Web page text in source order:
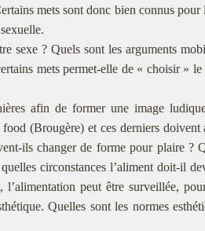
mets sont donc bien connus pour
sexe ? Quels sont les arguments
mets permet-elle de « choisir » le
afin de former une image
(Brougère) et ces derniers doivent
ils changer de forme pour plaire ?
circonstances l’aliment doit-il
peut être surveillée,
Quelles sont les normes